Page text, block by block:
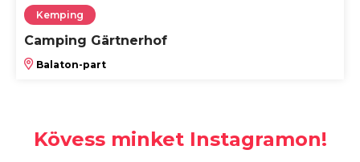
Kemping
Camping Gärtnerhof
Balaton-part
Kövess minket Instagramon!